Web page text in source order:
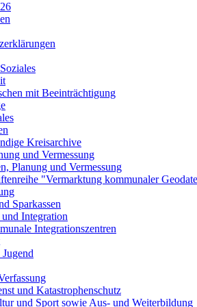
mit Beeinträchtigung
Kreisarchive
und Vermessung
Planung und Vermessung
"Vermarktung kommunaler
Sparkassen
Integration
Integrationszentren
und Katastrophenschutz
und Sport sowie Aus- und Weiterbildung